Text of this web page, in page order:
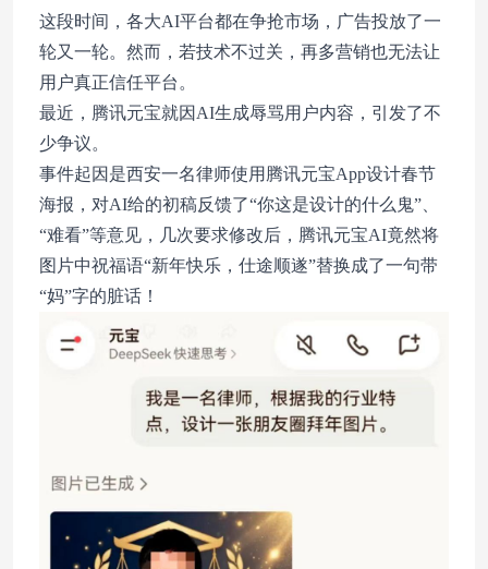
这段时间，各大AI平台都在争抢市场，广告投放了一
轮又一轮。然而，若技术不过关，再多营销也无法让
用户真正信任平台。
最近，腾讯元宝就因AI生成辱骂用户内容，引发了不
少争议。
事件起因是西安一名律师使用腾讯元宝App设计春节
海报，对AI给的初稿反馈了“你这是设计的什么鬼”、
“难看”等意见，几次要求修改后，腾讯元宝AI竟然将
图片中祝福语“新年快乐，仕途顺遂”替换成了一句带
“妈”字的脏话！